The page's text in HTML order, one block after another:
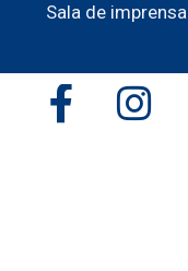
Sala de imprensa